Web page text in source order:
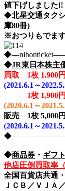
値下げしました!!
◆北星交通タク
庫80冊)
※おつりもでま
◆JR東日本株主
買取 1枚 1,900円
(2021.6.1～
1枚 1,900円
(2020.6.1～
販売 1枚 5,000
(2020.6.1～
◆商品券 ・ ギフ
他店圧倒買取率
全国百貨店共通
ＪＣＢ／ＶＪＡ